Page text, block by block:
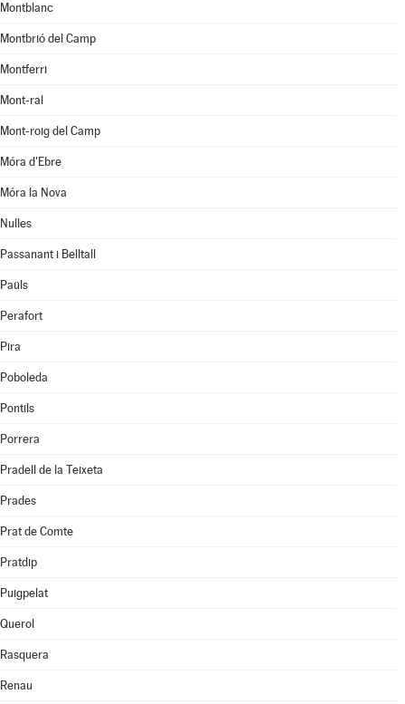
Montblanc
Montbrió del Camp
Montferri
Mont-ral
Mont-roig del Camp
Móra d'Ebre
Móra la Nova
Nulles
Passanant i Belltall
Paüls
Perafort
Pira
Poboleda
Pontils
Porrera
Pradell de la Teixeta
Prades
Prat de Comte
Pratdip
Puigpelat
Querol
Rasquera
Renau